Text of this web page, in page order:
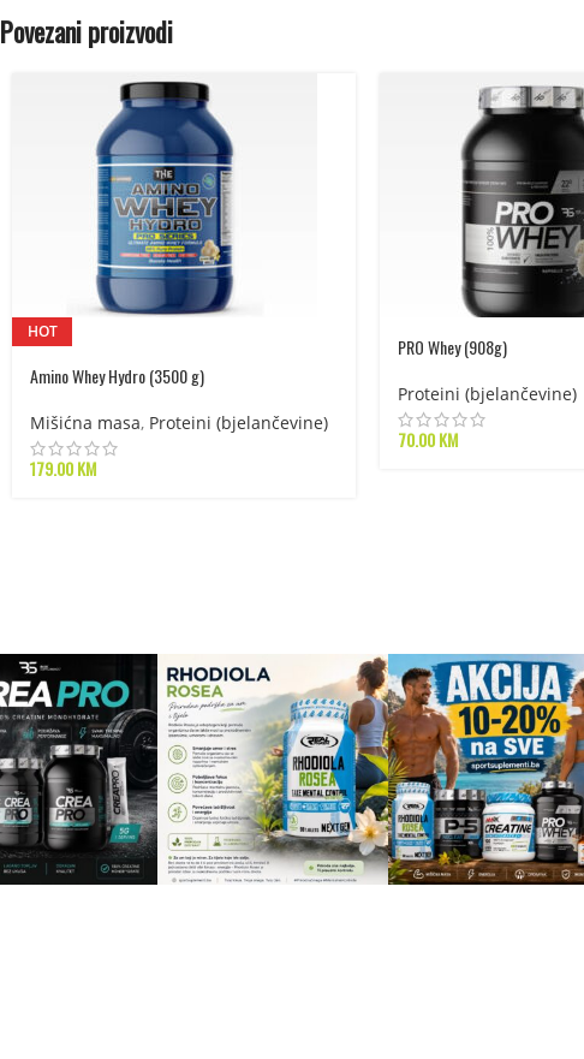
Povezani proizvodi
HOT
Amino Whey Hydro (3500 g)
Mišićna masa, Proteini (bjelančevine)
179.00KM
PRO Whey (908g)
Proteini (bjelančevine)
70.00KM